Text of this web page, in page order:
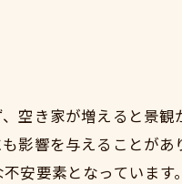
ーチ
握方法
ント
空き家が増えると景
影響を与えることが
安要素となっていま